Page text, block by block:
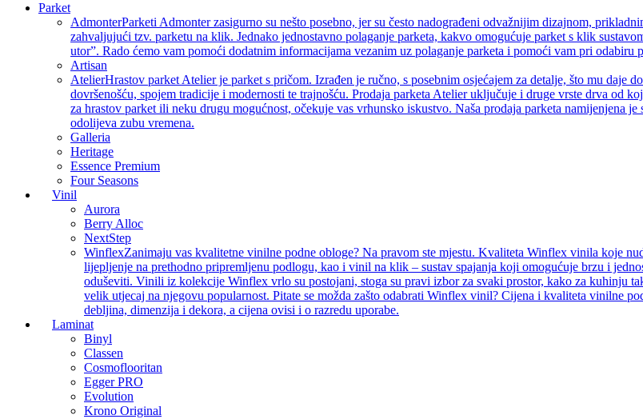
Parket
AdmonterParketi Admonter zasigurno su nešto posebno, jer su često nadograđeni odvažnijim dizajnom,
zahvaljujući tzv. parketu na klik. Jednako jednostavno polaganje parketa, kakvo omogućuje parket s klik
utor”. Rado ćemo vam pomoći dodatnim informacijama vezanim uz polaganje parketa i pomoći vam pri odabiru
Artisan
AtelierHrastov parket Atelier je parket s pričom. Izrađen je ručno, s posebnim osjećajem za detalje, što mu daje
dovršenošću, spojem tradicije i modernosti te trajnošću. Prodaja parketa Atelier uključuje i druge vrste drva od
za hrastov parket ili neku drugu mogućnost, očekuje vas vrhunsko iskustvo. Naša prodaja parketa namijenjena
odolijeva zubu vremena.
Galleria
Heritage
Essence Premium
Four Seasons
Vinil
Aurora
Berry Alloc
NextStep
WinflexZanimaju vas kvalitetne vinilne podne obloge? Na pravom ste mjestu. Kvaliteta Winflex vinila koje
lijepljenje na prethodno pripremljenu podlogu, kao i vinil na klik – sustav spajanja koji omogućuje brzu i
oduševiti. Vinili iz kolekcije Winflex vrlo su postojani, stoga su pravi izbor za svaki prostor, kako za kuhinju
velik utjecaj na njegovu popularnost. Pitate se možda zašto odabrati Winflex vinil? Cijena i kvaliteta vinilne
debljina, dimenzija i dekora, a cijena ovisi i o razredu uporabe.
Laminat
Binyl
Classen
Cosmoflooritan
Egger PRO
Evolution
Krono Original